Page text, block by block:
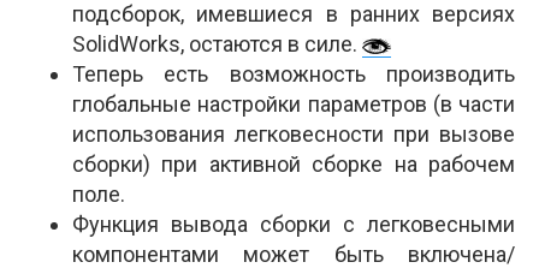
подсборок, имевшиеся в ранних версиях
SolidWorks, остаются в силе.
Теперь есть возможность производить
глобальные настройки параметров (в части
использования легковесности при вызове
сборки) при активной сборке на рабочем
поле.
Функция вывода сборки с легковесными
компонентами может быть включена/